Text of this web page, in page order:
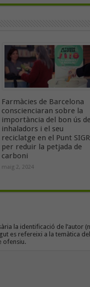
Farmàcies de Barcelona
conscienciaran sobre la
importància del bon ús
inhaladors i el seu
reciclatge en el Punt
per reduir la petjada de
carboni
maig 2, 2024
la identificació de
es refereixi a la temàtica
ofensiu.